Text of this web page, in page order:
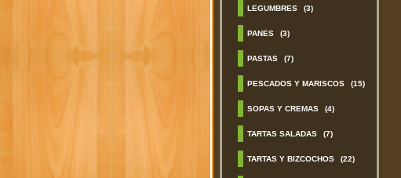
LEGUMBRES (3)
PANES (3)
PASTAS (7)
PESCADOS Y MARISCOS (15)
SOPAS Y CREMAS (4)
TARTAS SALADAS (7)
TARTAS Y BIZCOCHOS (22)